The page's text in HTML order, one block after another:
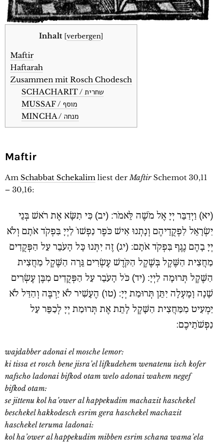
Inhalt [verbergen]
Maftir
Haftarah
Zusammen mit Rosch Chodesch
SCHACHARIT / שחרית
MUSSAF / מוסף
MINCHA / מנחה
Maftir
Am Schabbat Schekalim liest der Maftir Schemot 30,11
– 30,16:
(יא) וַיְדַבֵּר יְיָ אֶל מֹשֶׁה לֵּאמֹר: (יב) כִּי תִשָּׂא אֶת רֹאשׁ בְּנֵי
יִשְׂרָאֵל לִפְקֻדֵיהֶם וְנָתְנוּ אִישׁ כֹּפֶר נַפְשׁוֹ לַיְיָ בִּפְקֹד אֹתָם וְלֹא
יְיָ בָהֶם נֶגֶף בִּפְקֹד אֹתָם: (יג) זֶה יִתְּנוּ כָּל הָעֹבֵר עַל הַפְּקֻדִים
מַחֲצִית הַשֶּׁקֶל בְּשֶׁקֶל הַקֹּדֶשׁ עֶשְׂרִים גֵּרָה הַשֶּׁקֶל מַחֲצִית
הַשֶּׁקֶל תְּרוּמָה לַיְיָ: (יד) כֹּל הָעֹבֵר עַל הַפְּקֻדִים מִבֶּן עֶשְׂרִים
שָׁנָה וָמָעְלָה יִתֵּן תְּרוּמַת יְיָ: (טו) הֶעָשִׁיר לֹא יַרְבֶּה וְהַדַּל לֹא
יַמְעִיט מִמַּחֲצִית הַשָּׁקֶל לָתֵת אֶת תְּרוּמַת יְיָ לְכַפֵּר עַל
נַפְשֹׁתֵיכֶם:
wajdabber adonai el mosche lemor:
ki tissa et rosch bene jisra’el lifkudehem wenatenu isch kofer
nafscho ladonai bifkod otam welo adonai wahem negef
bifkod otam:
se jittenu kol ha’ower al happekudim machazit haschekel
beschekel hakkodesch esrim gera haschekel machazit
haschekel teruma ladonai:
kol ha’ower al happekudim mibben esrim schana wama’ela